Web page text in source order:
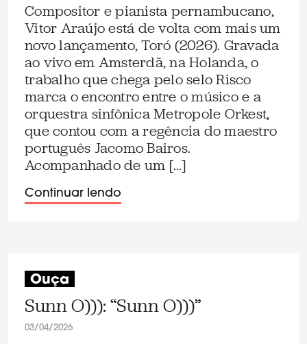
Compositor e pianista pernambucano,
Vitor Araújo está de volta com mais um
novo lançamento, Toró (2026). Gravada
ao vivo em Amsterdã, na Holanda, o
trabalho que chega pelo selo Risco
marca o encontro entre o músico e a
orquestra sinfônica Metropole Orkest,
que contou com a regência do maestro
português Jacomo Bairos.
Acompanhado de um […]
Continuar lendo
Ouça
Sunn O))): “Sunn O)))”
03/04/2026